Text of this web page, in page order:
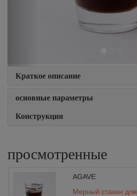
Краткое описание
основные параметры
Конструкция
просмотренные
AGAVE
Мерный стакан для